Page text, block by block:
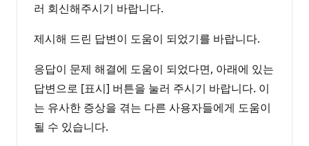
러 회신해주시기 바랍니다.
제시해 드린 답변이 도움이 되었기를 바랍니다.
응답이 문제 해결에 도움이 되었다면, 아래에 있는
답변으로 [표시] 버튼을 눌러 주시기 바랍니다. 이
는 유사한 증상을 겪는 다른 사용자들에게 도움이
될 수 있습니다.